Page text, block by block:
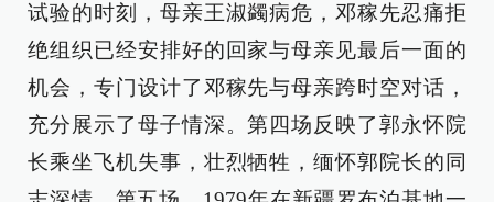
试验的时刻，母亲王淑蠲病危，邓稼先忍痛拒
绝组织已经安排好的回家与母亲见最后一面的
机会，专门设计了邓稼先与母亲跨时空对话，
充分展示了母子情深。第四场反映了郭永怀院
长乘坐飞机失事，壮烈牺牲，缅怀郭院长的同